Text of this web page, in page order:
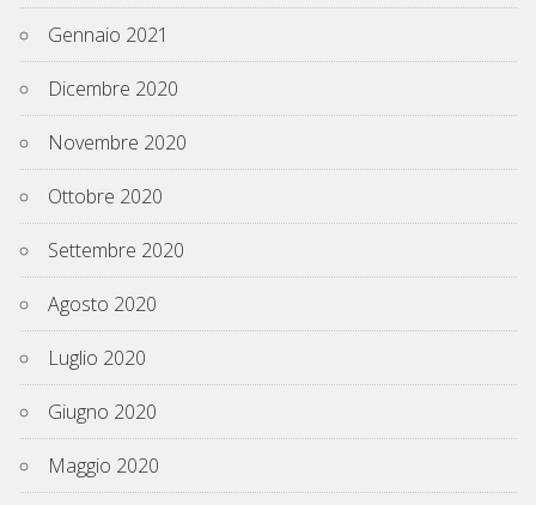
Gennaio 2021
Dicembre 2020
Novembre 2020
Ottobre 2020
Settembre 2020
Agosto 2020
Luglio 2020
Giugno 2020
Maggio 2020